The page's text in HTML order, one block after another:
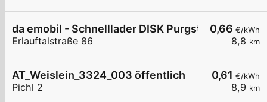
0,66 €/kWh
8,8 km
da emobil - Schnelllader DISK Purgstall
Erlauftalstraße 86
0,61 €/kWh
8,9 km
AT_Weislein_3324_003 öffentlich
Pichl 2